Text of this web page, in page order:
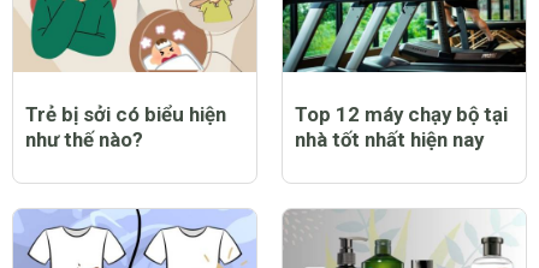
Trẻ bị sởi có biểu hiện
như thế nào?
Top 12 máy chạy bộ tại
nhà tốt nhất hiện nay